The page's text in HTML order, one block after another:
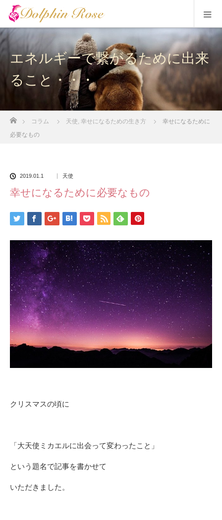
エネルギーで繋がるために出来
ること・・・
コラム 天使 幸せになるための生き方
幸せになるために
必要なもの
2019.01.1 天使
幸せになるために必要なもの
クリスマスの頃に
「大天使ミカエルに出会って変わったこと」
という題名で記事を書かせて
いただきました。